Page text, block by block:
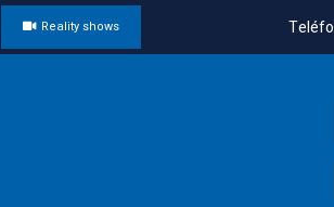
Reality shows